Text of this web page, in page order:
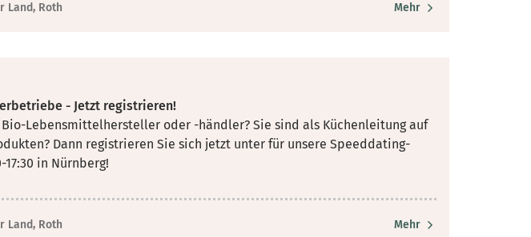
Land, Roth Mehr
- Jetzt registrieren!
Lebensmittelhersteller oder -händler? Sie sind als Küchenleitung auf
Dann registrieren Sie sich jetzt unter für unsere Speeddating-
in Nürnberg!
Land, Roth Mehr